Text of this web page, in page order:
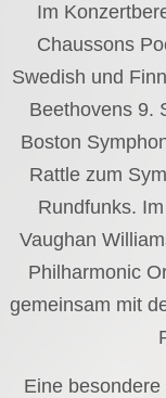
Im
Chaussons
Swedish und
Beethovens 9.
Boston
Rattle zum
Rundfunks.
Vaughan
Philharmonic
gemeinsam mit
Eine